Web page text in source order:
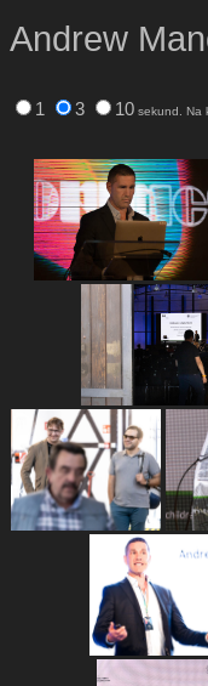
Andrew
1 3 10 sekund. Na